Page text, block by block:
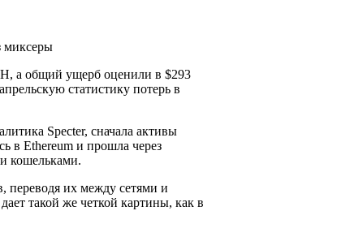
миксеры
а общий ущерб оценили в $293
статистику потерь в
Specter, сначала активы
в Ethereum и прошла через
кошельками.
переводя их между сетями и
такой же четкой картины, как в